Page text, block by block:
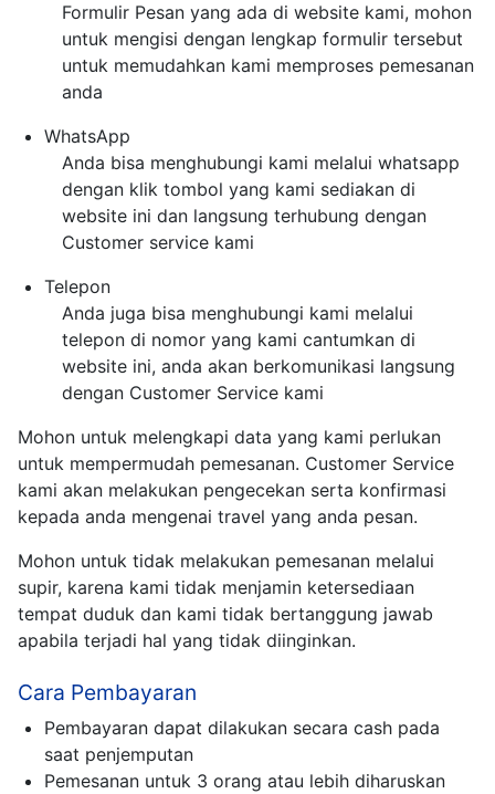
Formulir Pesan yang ada di website kami, mohon
untuk mengisi dengan lengkap formulir tersebut
untuk memudahkan kami memproses pemesanan
anda
WhatsApp
Anda bisa menghubungi kami melalui whatsapp
dengan klik tombol yang kami sediakan di
website ini dan langsung terhubung dengan
Customer service kami
Telepon
Anda juga bisa menghubungi kami melalui
telepon di nomor yang kami cantumkan di
website ini, anda akan berkomunikasi langsung
dengan Customer Service kami
Mohon untuk melengkapi data yang kami perlukan
untuk mempermudah pemesanan. Customer Service
kami akan melakukan pengecekan serta konfirmasi
kepada anda mengenai travel yang anda pesan.
Mohon untuk tidak melakukan pemesanan melalui
supir, karena kami tidak menjamin ketersediaan
tempat duduk dan kami tidak bertanggung jawab
apabila terjadi hal yang tidak diinginkan.
Cara Pembayaran
Pembayaran dapat dilakukan secara cash pada
saat penjemputan
Pemesanan untuk 3 orang atau lebih diharuskan